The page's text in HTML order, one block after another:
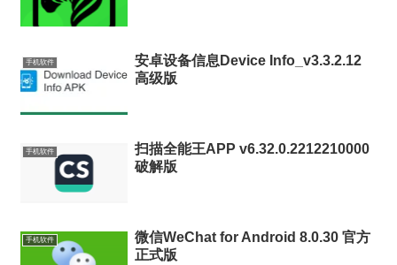
手机软件
安卓设备信息Device Info_v3.3.2.12
高级版
手机软件
扫描全能王APP v6.32.0.2212210000
破解版
手机软件
微信WeChat for Android 8.0.30 官方
正式版